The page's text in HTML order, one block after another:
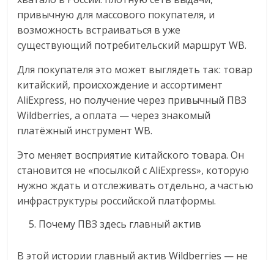
привычную для массового покупателя, и
возможность встраиваться в уже
существующий потребительский маршрут WB.
Для покупателя это может выглядеть так: товар
китайский, происхождение и ассортимент
AliExpress, но получение через привычный ПВЗ
Wildberries, а оплата — через знакомый
платёжный инструмент WB.
Это меняет восприятие китайского товара. Он
становится не «посылкой с AliExpress», которую
нужно ждать и отслеживать отдельно, а частью
инфраструктуры российской платформы.
Почему ПВЗ здесь главный актив
В этой истории главный актив Wildberries — не